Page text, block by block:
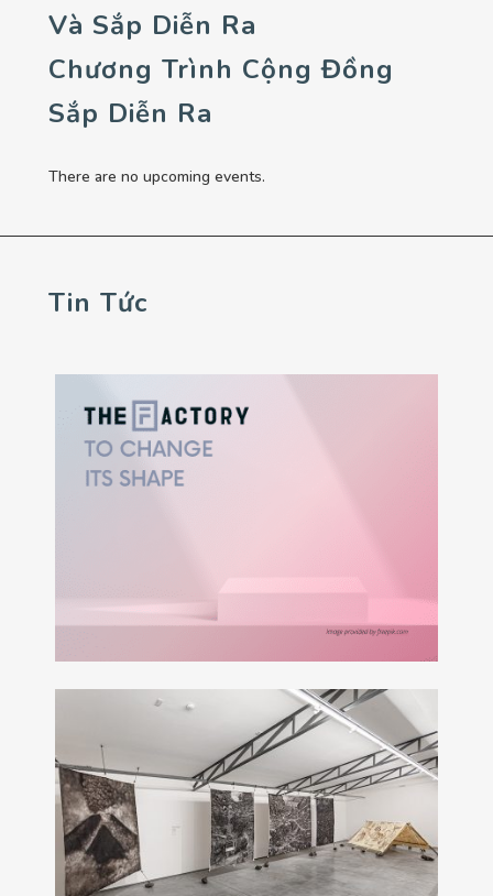
Và Sắp Diễn Ra
Chương Trình Cộng Đồng
Sắp Diễn Ra
There are no upcoming events.
Tin Tức
TRIỂN LÃM ‘KẺ ĐI SĂN’ SẮP ĐẾN BẢO
TÀNG NGHỆ THUẬT MAIELIE (KHON
KAEN, THÁI LAN)
11 Tháng 9, 2021